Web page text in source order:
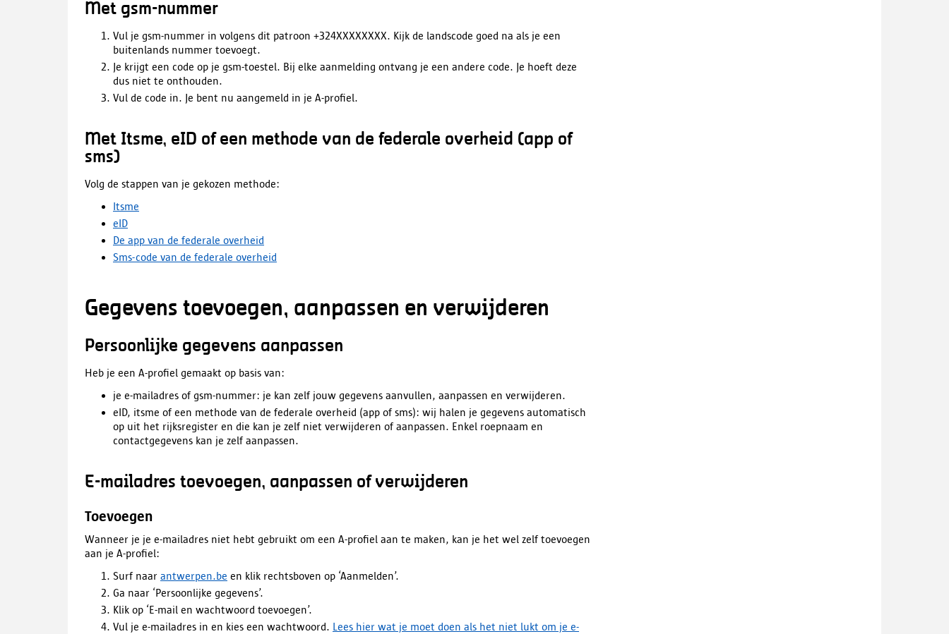
Met gsm-nummer
Vul je gsm-nummer in volgens dit patroon +324XXXXXXXX. Kijk de landscode goed na als je een
buitenlands nummer toevoegt.
Je krijgt een code op je gsm-toestel. Bij elke aanmelding ontvang je een andere code. Je hoeft deze
dus niet te onthouden.
Vul de code in. Je bent nu aangemeld in je A-profiel.
Met Itsme, eID of een methode van de federale overheid (app of
sms)
Volg de stappen van je gekozen methode:
Itsme
eID
De app van de federale overheid
Sms-code van de federale overheid
Gegevens toevoegen, aanpassen en verwijderen
Persoonlijke gegevens aanpassen
Heb je een A-profiel gemaakt op basis van:
je e-mailadres of gsm-nummer: je kan zelf jouw gegevens aanvullen, aanpassen en verwijderen.
eID, itsme of een methode van de federale overheid (app of sms): wij halen je gegevens automatisch
op uit het rijksregister en die kan je zelf niet verwijderen of aanpassen. Enkel roepnaam en
contactgegevens kan je zelf aanpassen.
E-mailadres toevoegen, aanpassen of verwijderen
Toevoegen
Wanneer je je e-mailadres niet hebt gebruikt om een A-profiel aan te maken, kan je het wel zelf toevoegen
aan je A-profiel:
Surf naar antwerpen.be en klik rechtsboven op ‘Aanmelden’.
Ga naar ‘Persoonlijke gegevens’.
Klik op ‘E-mail en wachtwoord toevoegen’.
Vul je e-mailadres in en kies een wachtwoord. Lees hier wat je moet doen als het niet lukt om je e-